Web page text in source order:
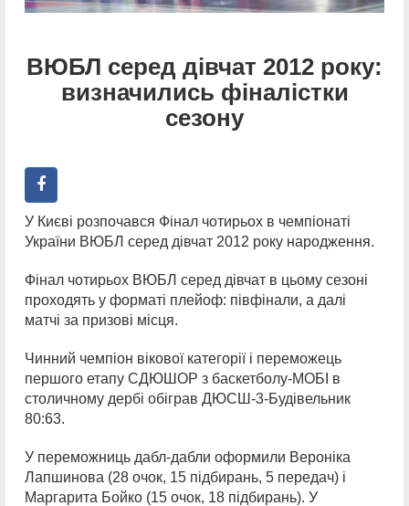
ВЮБЛ серед дівчат 2012 року:
визначились фіналістки
сезону
У Києві розпочався Фінал чотирьох в чемпіонаті
України ВЮБЛ серед дівчат 2012 року народження.
Фінал чотирьох ВЮБЛ серед дівчат в цьому сезоні
проходять у форматі плейоф: півфінали, а далі
матчі за призові місця.
Чинний чемпіон вікової категорії і переможець
першого етапу СДЮШОР з баскетболу-МОБІ в
столичному дербі обіграв ДЮСШ-3-Будівельник
80:63.
У переможниць дабл-дабли оформили Вероніка
Лапшинова (28 очок, 15 підбирань, 5 передач) і
Маргарита Бойко (15 очок, 18 підбирань). У